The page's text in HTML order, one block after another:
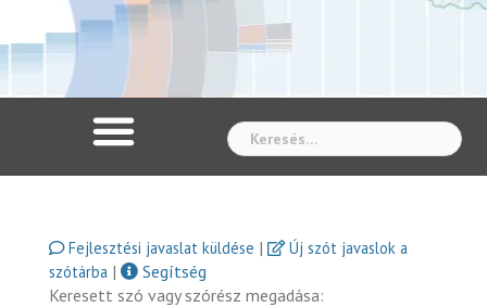
Fejlesztési javaslat küldése |
Új szót javaslok a
szótárba |
Segítség
Keresett szó vagy szórész megadása: